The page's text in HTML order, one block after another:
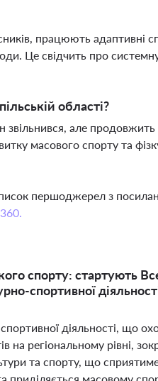
працюють адаптивні
Це свідчить про
області?
звільнився, але
масового спорту та
першоджерел з
спорту: стартують
спортивної
діяльності, що
на регіональному рівні,
та спорту, що